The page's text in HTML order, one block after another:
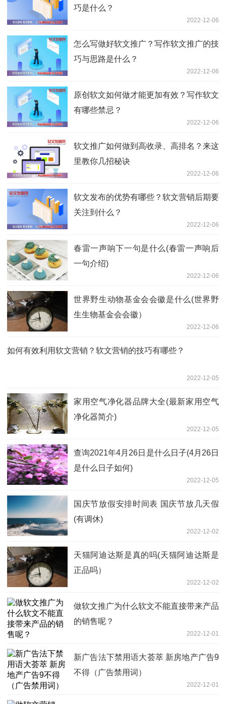
巧是什么？
2022-12-06
怎么写做好软文推广？写作软文推广的技
巧与思路是什么？
2022-12-06
原创软文如何做才能更加有效？写作软文
有哪些禁忌？
2022-12-06
软文推广如何做到高收录、高排名？来这
里教你几招秘诀
2022-12-06
软文发布的优势有哪些？软文营销后期要
关注到什么？
2022-12-06
春雷一声响下一句是什么(春雷一声响后
一句介绍)
2022-12-06
世界野生动物基金会会徽是什么(世界野
生生物基金会会徽）
2022-12-06
如何有效利用软文营销？软文营销的技巧有哪些？
2022-12-05
家用空气净化器品牌大全(最新家用空气
净化器简介)
2022-12-05
查询2021年4月26日是什么日子(4月26日
是什么日子如何)
2022-12-05
国庆节放假安排时间表 国庆节放几天假
(有调休)
2022-12-02
天猫阿迪达斯是真的吗(天猫阿迪达斯是
正品吗）
2022-12-02
做软文推广为什么软文不能直接带来产品
的销售呢？
2022-12-01
新广告法下禁用语大荟萃 新房地产广告9
不得（广告禁用词）
2022-12-01